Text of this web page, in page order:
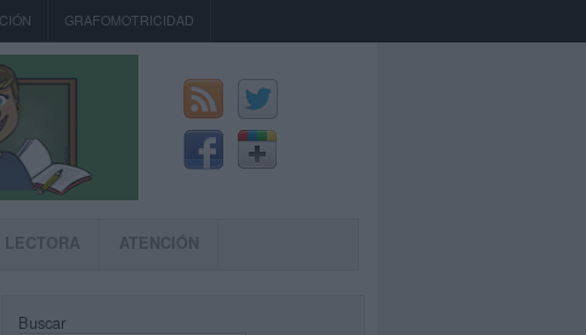
GRAFOMOTRICIDAD
ATENCIÓN
Buscar